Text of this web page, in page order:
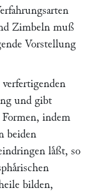
Zimbeln muß
Vorstellung
und gibt
Formen, indem
beiden
laͤßt, so
bilden,